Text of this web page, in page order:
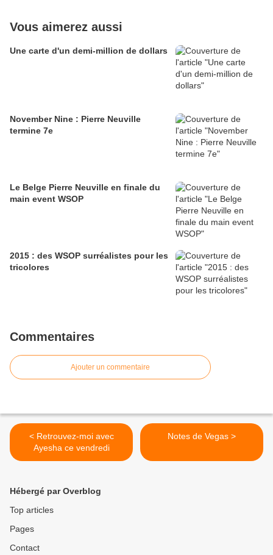
Vous aimerez aussi
Une carte d'un demi-million de dollars
November Nine : Pierre Neuville
termine 7e
Le Belge Pierre Neuville en finale du
main event WSOP
2015 : des WSOP surréalistes pour les
tricolores
Commentaires
Ajouter un commentaire
< Retrouvez-moi avec
Ayesha ce vendredi
Notes de Vegas >
Hébergé par Overblog
Top articles
Pages
Contact